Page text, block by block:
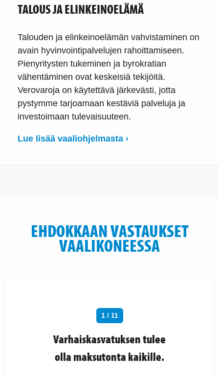
TALOUS JA ELINKEINOELÄMÄ
Talouden ja elinkeinoelämän vahvistaminen on
avain hyvinvointipalvelujen rahoittamiseen.
Pienyritysten tukeminen ja byrokratian
vähentäminen ovat keskeisiä tekijöitä.
Verovaroja on käytettävä järkevästi, jotta
pystymme tarjoamaan kestäviä palveluja ja
investoimaan tulevaisuuteen.
Lue lisää vaaliohjelmasta ›
EHDOKKAAN VASTAUKSET
VAALIKONEESSA
1 / 11
Varhaiskasvatuksen tulee
olla maksutonta kaikille.